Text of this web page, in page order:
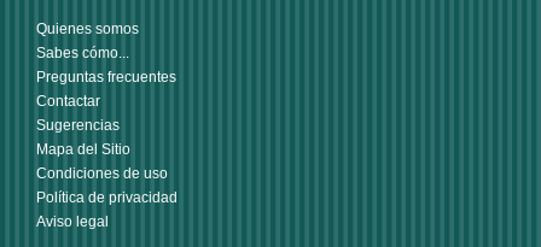
Quienes somos
Sabes cómo...
Preguntas frecuentes
Contactar
Sugerencias
Mapa del Sitio
Condiciones de uso
Política de privacidad
Aviso legal